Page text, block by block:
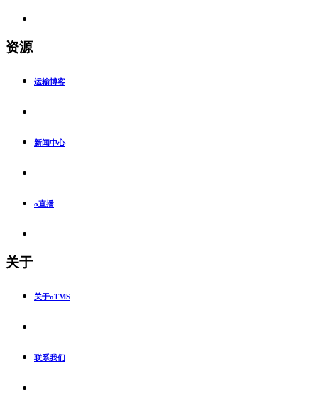
资源
运输博客
新闻中心
o直播
关于
关于oTMS
联系我们